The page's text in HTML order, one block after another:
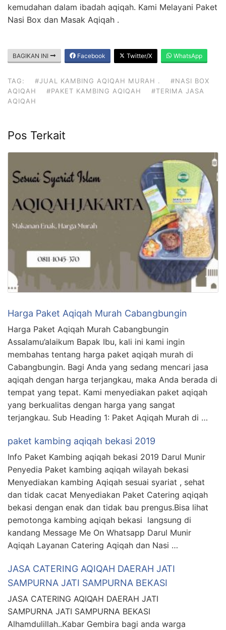
kemudahan dalam ibadah aqiqah. Kami Melayani Paket
Nasi Box dan Masak Aqiqah .
BAGIKAN INI Facebook Twitter/X WhatsApp
TAG: #JUAL KAMBING AQIQAH MURAH .
#NASI BOX
AQIQAH
#PAKET KAMBING AQIQAH
#TERIMA JASA
AQIQAH
Pos Terkait
Harga Paket Aqiqah Murah Cabangbungin
Harga Paket Aqiqah Murah Cabangbungin
Assalamu’alaikum Bapak Ibu, kali ini kami ingin
membahas tentang harga paket aqiqah murah di
Cabangbungin. Bagi Anda yang sedang mencari jasa
aqiqah dengan harga terjangkau, maka Anda berada di
tempat yang tepat. Kami menyediakan paket aqiqah
yang berkualitas dengan harga yang sangat
terjangkau. Sub Heading 1: Paket Aqiqah Murah di …
paket kambing aqiqah bekasi 2019
Info Paket Kambing aqiqah bekasi 2019 Darul Munir
Penyedia Paket kambing aqiqah wilayah bekasi
Menyediakan kambing Aqiqah sesuai syariat , sehat
dan tidak cacat Menyediakan Paket Catering aqiqah
bekasi dengan enak dan tidak bau prengus.Bisa lihat
pemotonga kambing aqiqah bekasi langsung di
kandang Message Me On Whatsapp Darul Munir
Aqiqah Layanan Catering Aqiqah dan Nasi …
JASA CATERING AQIQAH DAERAH JATI
SAMPURNA JATI SAMPURNA BEKASI
JASA CATERING AQIQAH DAERAH JATI
SAMPURNA JATI SAMPURNA BEKASI
Alhamdulillah..Kabar Gembira bagi anda warga